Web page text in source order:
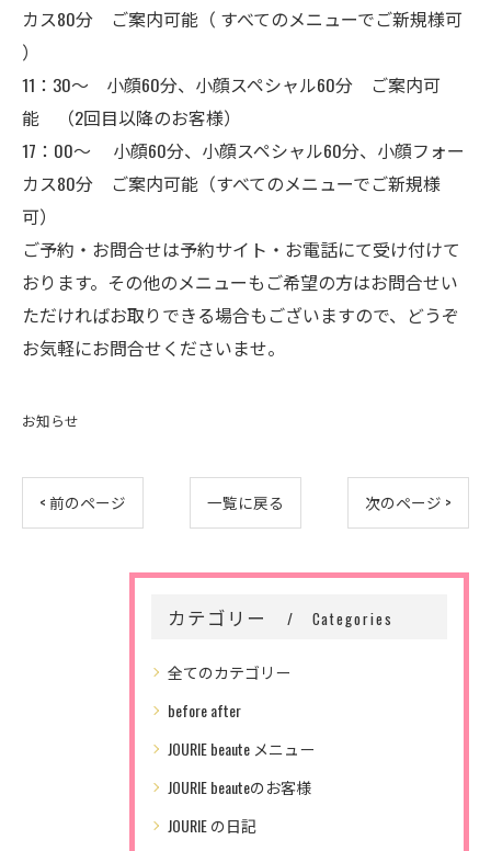
カス80分 ご案内可能（ すべてのメニューでご新規様可
）
11：30～ 小顔60分、小顔スペシャル60分 ご案内可
能 （2回目以降のお客様）
17：00～ 小顔60分、小顔スペシャル60分、小顔フォー
カス80分 ご案内可能（すべてのメニューでご新規様
可）
ご予約・お問合せは予約サイト ・お電話にて受け付けて
おります。その他のメニューもご希望の方はお問合せい
ただければお取りできる場合もございますので、どうぞ
お気軽にお問合せくださいませ。
お知らせ
< 前のページ 一覧に戻る 次のページ >
カテゴリー Categories
全てのカテゴリー
before after
JOURIE beaute メニュー
JOURIE beauteのお客様
JOURIE の日記